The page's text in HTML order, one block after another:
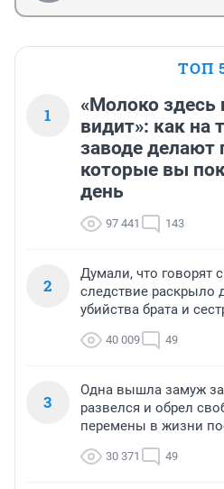
ТОП
1
«Молоко здесь
видит»: как на
заводе делают
которые вы
день
97 441 143
2
Думали, что говорят
следствие раскрыло
убийства брата и
40 009 49
3
Одна вышла замуж
развелся и обрел
перемены в жизни
30 371 49